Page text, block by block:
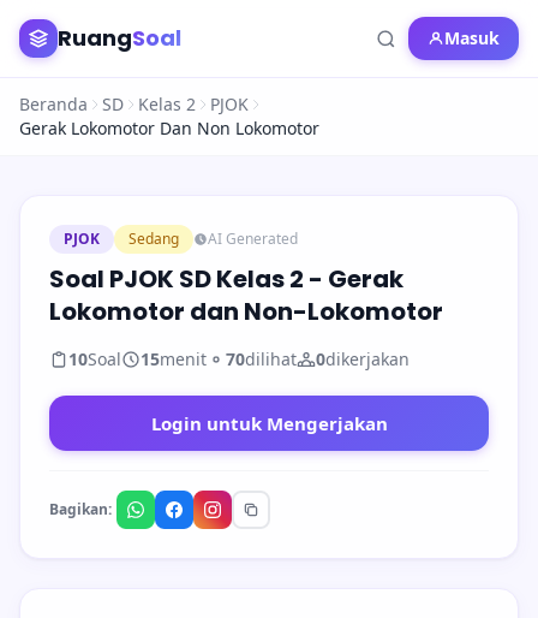
RuangSoal Masuk
Beranda SD Kelas 2
PJOK
Gerak Lokomotor Dan Non Lokomotor
PJOK Sedang AI Generated
Soal PJOK SD Kelas 2 - Gerak
Lokomotor dan Non-Lokomotor
10Soal 15menit 70dilihat 0dikerjakan
Login untuk Mengerjakan
Bagikan: